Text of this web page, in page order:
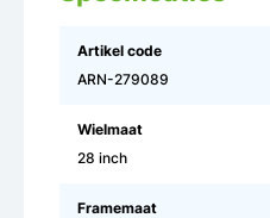
Artikel code
ARN-279089
Wielmaat
28 inch
Framemaat